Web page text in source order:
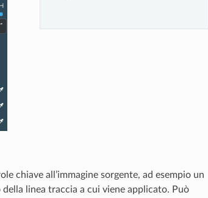
chiave all’immagine sorgente, ad esempio un
linea traccia a cui viene applicato. Può